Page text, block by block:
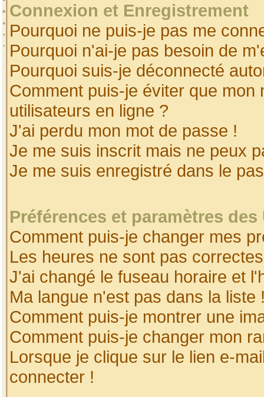
Connexion et Enregistrement
Pourquoi ne puis-je pas me
Pourquoi n'ai-je pas besoin de
Pourquoi suis-je déconnecté
Comment puis-je éviter que
utilisateurs en ligne ?
J'ai perdu mon mot de passe !
Je me suis inscrit mais ne peux
Je me suis enregistré dans le
Préférences et paramètres
Comment puis-je changer mes
Les heures ne sont pas
J'ai changé le fuseau horaire et
Ma langue n'est pas dans la liste
Comment puis-je montrer une
Comment puis-je changer mon
Lorsque je clique sur le lien e-
connecter !